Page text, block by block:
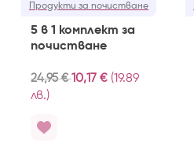
Продукти за почистване
5 в 1 комплект за
почистване
24,95€ 10,17 € (19.89
лв.)